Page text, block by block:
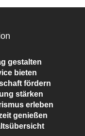
gestalten
bieten
fördern
stärken
erleben
genießen